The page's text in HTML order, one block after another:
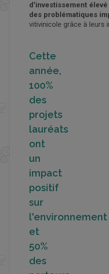
d'investissement
des problématiques
vitivinicole grâce à leurs
Cette
année,
100%
des
projets
lauréats
ont
un
impact
positif
sur
l'environnement
et
50%
des